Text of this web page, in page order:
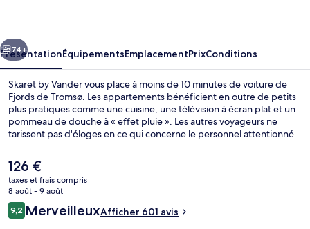
Suivant
74+
PrésentationÉquipementsEmplacementPrixConditions
Skaret by Vander vous place à moins de 10 minutes de voiture de
Fjords de Tromsø. Les appartements bénéficient en outre de petits
plus pratiques comme une cuisine, une télévision à écran plat et un
pommeau de douche à « effet pluie ». Les autres voyageurs ne
tarissent pas d'éloges en ce qui concerne le personnel attentionné
Le
prix
actuel
est
de
126 €
taxes et frais compris
8 août - 9 août
Avis
voyageurs
9,29,2 sur 10
MerveilleuxAfficher 601 avis